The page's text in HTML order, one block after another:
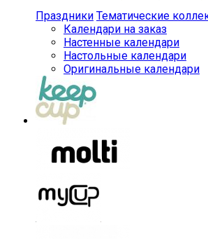
Праздники Тематические
Календари на заказ
Настенные календари
Настольные календари
Оригинальные календари